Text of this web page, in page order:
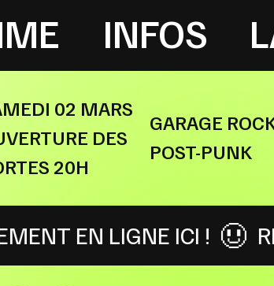
INFOS
02 MARS
DES
20H
GARAGE
POST-PUNK
ICI ! REJOINS LA